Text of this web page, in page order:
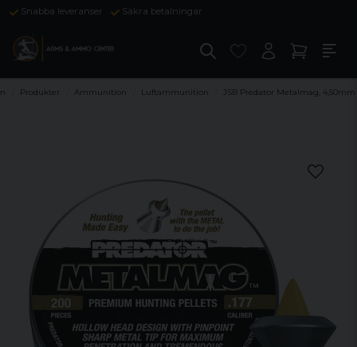
Snabba leveranser Säkra betalningar
Produkter Ammunition Luftammunition JSB Predator Metalmag, 4,50mm